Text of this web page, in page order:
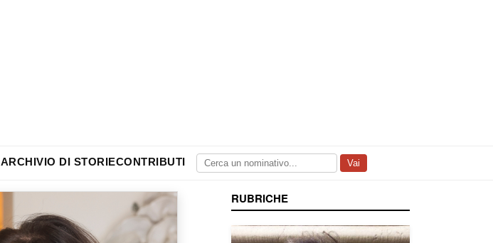
ARCHIVIO DI STORIECONTRIBUTI Vai
RUBRICHE